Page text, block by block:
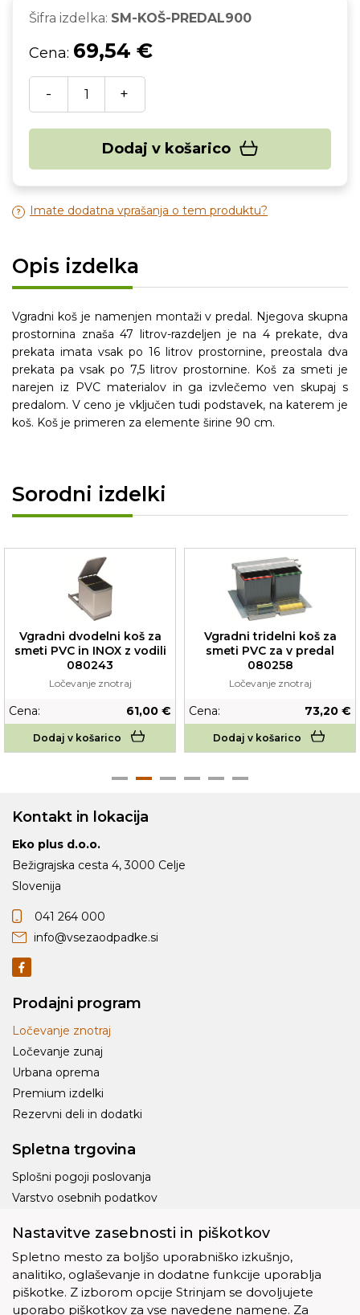
Šifra izdelka: SM-KOŠ-PREDAL900
Cena: 69,54 €
- +
Dodaj v košarico
Imate dodatna vprašanja o tem produktu?
Opis izdelka
Vgradni koš je namenjen montaži v predal. Njegova skupna
prostornina znaša 47 litrov-razdeljen je na 4 prekate, dva
prekata imata vsak po 16 litrov prostornine, preostala dva
prekata pa vsak po 7,5 litrov prostornine. Koš za smeti je
narejen iz PVC materialov in ga izvlečemo ven skupaj s
predalom. V ceno je vključen tudi podstavek, na katerem je
koš. Koš je primeren za elemente širine 90 cm.
Sorodni izdelki
Vgradni dvodelni koš za
smeti PVC in INOX z vodili
080243
Ločevanje znotraj
Cena: 61,00 €
Dodaj v košarico
Vgradni tridelni koš za
smeti PVC za v predal
080258
Ločevanje znotraj
Cena: 73,20 €
Dodaj v košarico
Kontakt in lokacija
Eko plus d.o.o.
Bežigrajska cesta 4, 3000 Celje
Slovenija
041 264 000
info@vsezaodpadke.si
Prodajni program
Ločevanje znotraj
Ločevanje zunaj
Urbana oprema
Premium izdelki
Rezervni deli in dodatki
Spletna trgovina
Splošni pogoji poslovanja
Varstvo osebnih podatkov
Piškotki
Nastavitve zasebnosti in piškotkov
Spletno mesto za boljšo uporabniško izkušnjo,
analitiko, oglaševanje in dodatne funkcije uporablja
piškotke. Z izborom opcije Strinjam se dovoljujete
uporabo piškotkov za vse navedene namene. Za